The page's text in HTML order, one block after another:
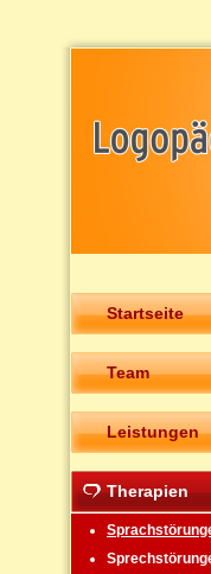
Startseite
Team
Leistungen
Therapien